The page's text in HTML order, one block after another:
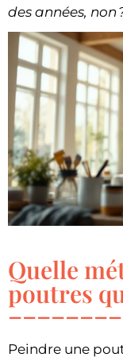
des années, non
Quelle
poutres
Peindre une